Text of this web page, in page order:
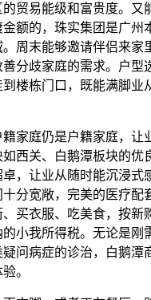
贸易能级和富贵度。又
额的，珠实集团是广州
周末能够邀请伴侣来家
分歧家庭的需求。户型
楼栋门口，既能满脚业
庭仍是户籍家庭，让业
西关、白鹅潭板块的优
，让业从随时能沉浸式
分宽敞，完美的医疗配
买衣服、吃美食，按新
小我所得税。无论是刚
问病症的诊治，白鹅潭
。